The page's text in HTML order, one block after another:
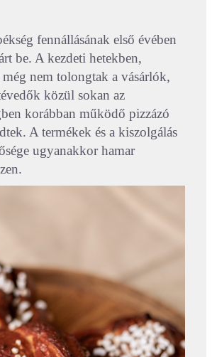
fennállásának első évében
be. A kezdeti hetekben,
nem tolongtak a vásárlók,
közül sokan az
korábban működő pizzázó
A termékek és a kiszolgálás
ugyanakkor hamar